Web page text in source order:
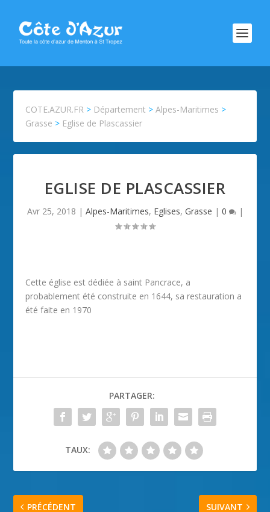
COTE.AZUR.FR > Département >Alpes-Maritimes >
Grasse > Eglise de Plascassier
EGLISE DE PLASCASSIER
Avr 25, 2018 | Alpes-Maritimes, Eglises, Grasse | 0 |
Cette église est dédiée à saint Pancrace, a
probablement été construite en 1644, sa restauration a
été faite en 1970
PARTAGER:
TAUX:
PRÉCÉDENT SUIVANT